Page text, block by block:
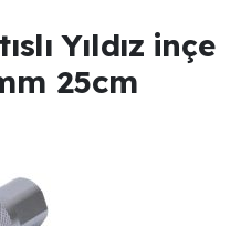
Yıldız inçe
25cm